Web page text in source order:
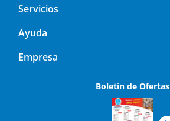
Servicios
Ayuda
Empresa
Boletín de Ofertas